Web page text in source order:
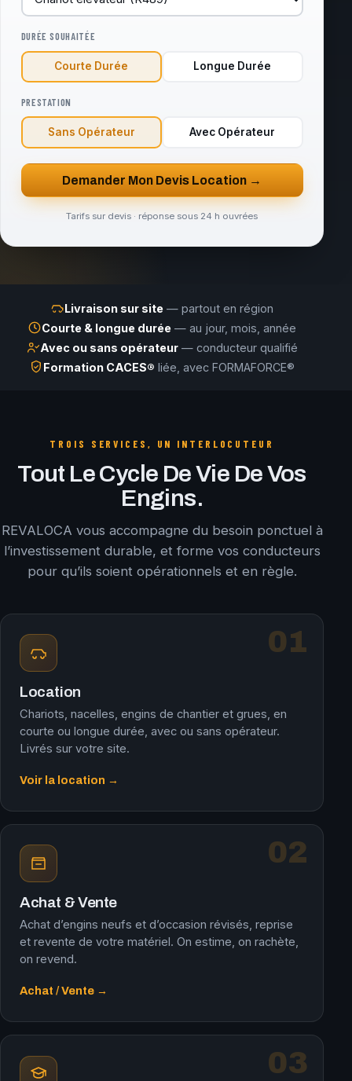
DURÉE SOUHAITÉE
Courte Durée Longue Durée
PRESTATION
Sans Opérateur Avec Opérateur
Demander Mon Devis Location →
Tarifs sur devis · réponse sous 24 h ouvrées
Livraison sur site — partout en région
Courte & longue durée — au jour, mois, année
Avec ou sans opérateur — conducteur qualifié
Formation CACES® liée, avec FORMAFORCE®
TROIS SERVICES, UN INTERLOCUTEUR
Tout Le Cycle De Vie De Vos
Engins.
REVALOCA vous accompagne du besoin ponctuel à
l’investissement durable, et forme vos conducteurs
pour qu’ils soient opérationnels et en règle.
01
Location
Chariots, nacelles, engins de chantier et grues, en
courte ou longue durée, avec ou sans opérateur.
Livrés sur votre site.
Voir la location →
02
Achat & Vente
Achat d’engins neufs et d’occasion révisés, reprise
et revente de votre matériel. On estime, on rachète,
on revend.
Achat / Vente →
03